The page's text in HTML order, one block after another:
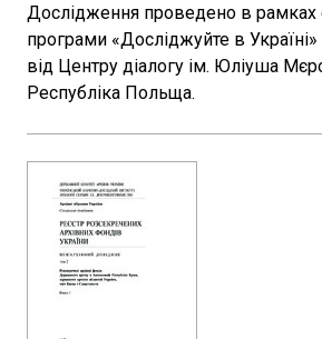
Дослідження проведено в рамках
програми «Досліджуйте в Україні»
від Центру діалогу ім. Юліуша
Республіка Польща.